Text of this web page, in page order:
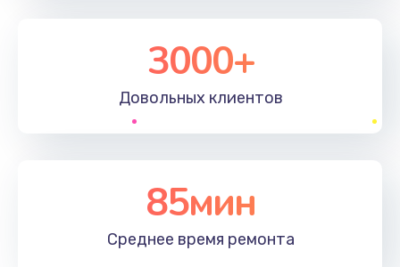
3000+
Довольных клиентов
85мин
Среднее время ремонта